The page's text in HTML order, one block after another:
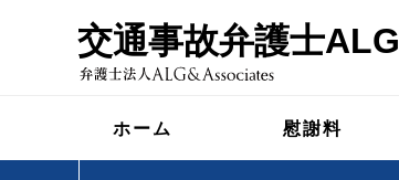
交通事故弁護士ALG
ホーム 慰謝料